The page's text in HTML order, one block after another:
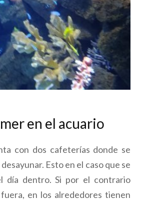
en el acuario
con dos cafeterías donde se
Esto en el caso que se
día dentro. Si por el contrario
en los alrededores tienen